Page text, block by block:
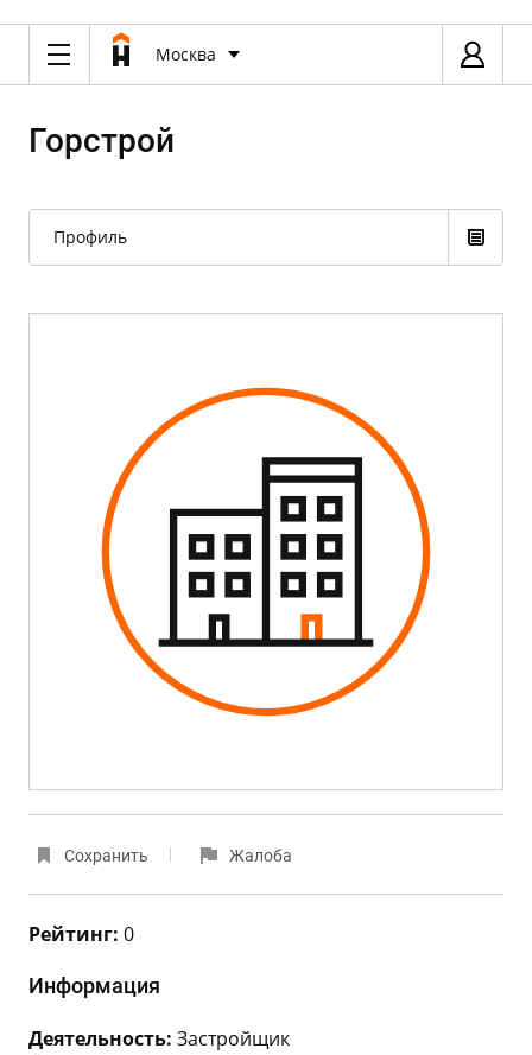
Москва
Горстрой
Профиль
Сохранить Жалоба
Рейтинг: 0
Информация
Деятельность: Застройщик